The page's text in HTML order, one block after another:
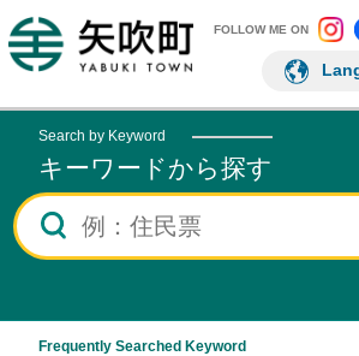
矢吹町ホーム
FOLLOW ME ON
Search by Keyword
キーワードから探す
Frequently Searched Keyword